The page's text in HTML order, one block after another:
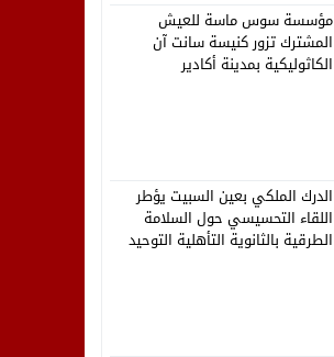
مؤسسة سوس ماسة للعيش
المشترك تزور كنيسة سانت آن
الكاثوليكية بمدينة أكادير
الدرك الملكي بعين السبيت يؤطر
اللقاء التحسيسي حول السلامة
الطرقية بالثانوية التأهلية التوحيد